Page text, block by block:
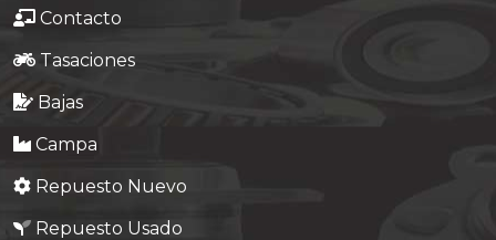
Contacto
Tasaciones
Bajas
Campa
Repuesto Nuevo
Repuesto Usado